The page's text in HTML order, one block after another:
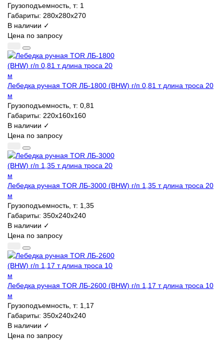
Грузоподъемность, т: 1
Габариты: 280x280x270
В наличии ✓
Цена по запросу
Лебедка ручная TOR ЛБ-1800 (BHW) г/п 0,81 т длина троса 20
м
Грузоподъемность, т: 0,81
Габариты: 220х160х160
В наличии ✓
Цена по запросу
Лебедка ручная TOR ЛБ-3000 (BHW) г/п 1,35 т длина троса 20
м
Грузоподъемность, т: 1,35
Габариты: 350х240х240
В наличии ✓
Цена по запросу
Лебедка ручная TOR ЛБ-2600 (BHW) г/п 1,17 т длина троса 10
м
Грузоподъемность, т: 1,17
Габариты: 350х240х240
В наличии ✓
Цена по запросу